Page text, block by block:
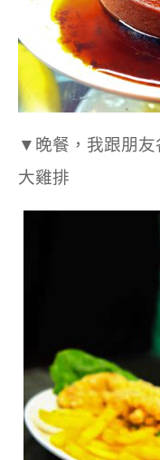
▼晚餐，我跟朋友
大雞排